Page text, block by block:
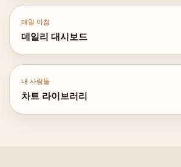
매일 아침
데일리 대시보드
내 사람들
차트 라이브러리